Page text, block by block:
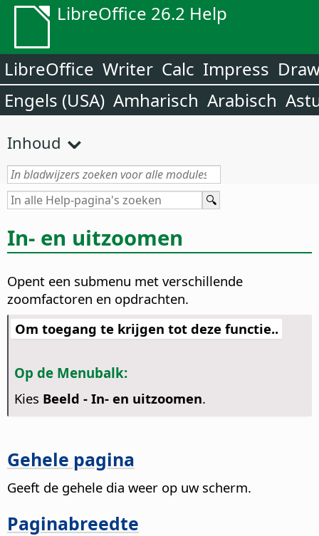
LibreOffice 26.2 Help
LibreOffice Writer Calc Impress
Engels (USA) Amharisch Arabisch
Inhoud
In- en uitzoomen
Opent een submenu met verschillende
zoomfactoren en opdrachten.
Om toegang te krijgen tot deze functie..
Op de Menubalk:
Kies Beeld - In- en uitzoomen.
Gehele pagina
Geeft de gehele dia weer op uw scherm.
Paginabreedte